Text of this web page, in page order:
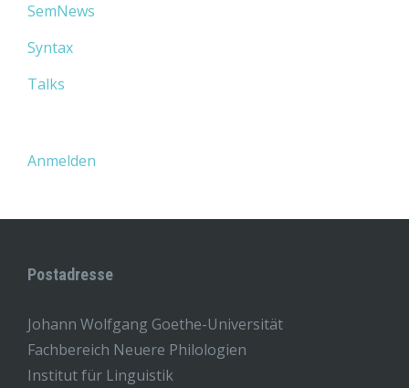
SemNews
Syntax
Talks
Anmelden
Postadresse
Johann Wolfgang Goethe-Universität
Fachbereich Neuere Philologien
Institut für Linguistik